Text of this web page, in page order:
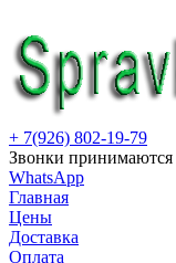
+ 7(926) 802-19-79
Звонки принимаются
WhatsApp
Главная
Цены
Доставка
Оплата